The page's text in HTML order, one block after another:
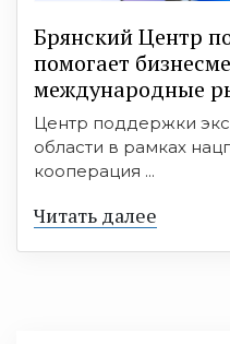
Брянский Центр
помогает
международные
Центр поддержки
области в рамках
кооперация ...
Читать далее